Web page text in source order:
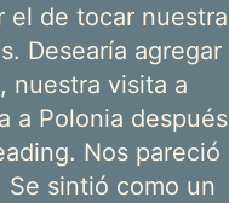
el de tocar nuestra
Desearía agregar
nuestra visita a
a Polonia después
Nos pareció
sintió como un